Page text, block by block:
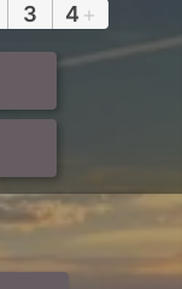
3 4 +